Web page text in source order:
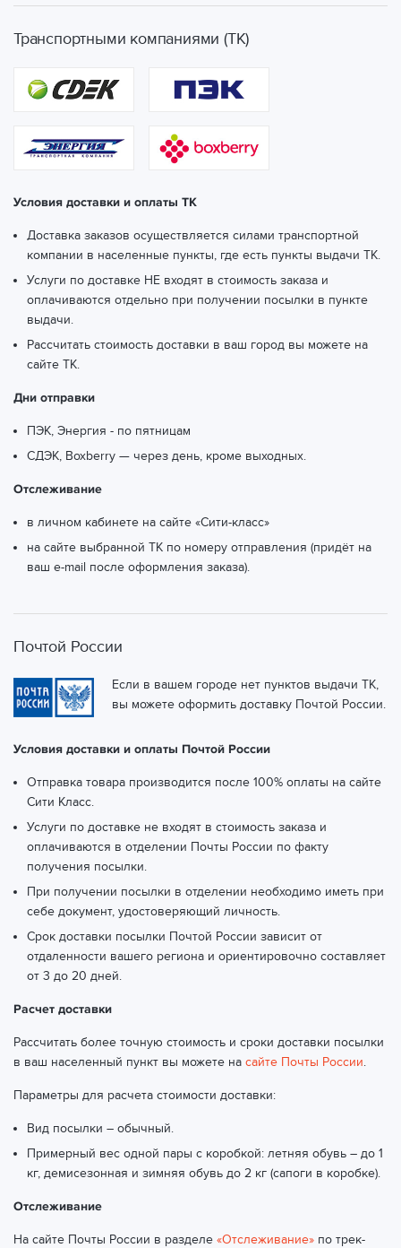
Транспортными компаниями (ТК)
Условия доставки и оплаты ТК
Доставка заказов осуществляется силами транспортной
компании в населенные пункты, где есть пункты выдачи ТК.
Услуги по доставке НЕ входят в стоимость заказа и
оплачиваются отдельно при получении посылки в пункте
выдачи.
Рассчитать стоимость доставки в ваш город вы можете на
сайте ТК.
Дни отправки
ПЭК, Энергия - по пятницам
СДЭК, Boxberry — через день, кроме выходных.
Отслеживание
в личном кабинете на сайте «Сити-класс»
на сайте выбранной ТК по номеру отправления (придёт на
ваш e-mail после оформления заказа).
Почтой России
Если в вашем городе нет пунктов выдачи ТК,
вы можете оформить доставку Почтой России.
Условия доставки и оплаты Почтой России
Отправка товара производится после 100% оплаты на сайте
Сити Класс.
Услуги по доставке не входят в стоимость заказа и
оплачиваются в отделении Почты России по факту
получения посылки.
При получении посылки в отделении необходимо иметь при
себе документ, удостоверяющий личность.
Срок доставки посылки Почтой России зависит от
отдаленности вашего региона и ориентировочно составляет
от 3 до 20 дней.
Расчет доставки
Рассчитать более точную стоимость и сроки доставки посылки
в ваш населенный пункт вы можете на сайте Почты России.
Параметры для расчета стоимости доставки:
Вид посылки – обычный.
Примерный вес одной пары с коробкой: летняя обувь – до 1
кг, демисезонная и зимняя обувь до 2 кг (сапоги в коробке).
Отслеживание
На сайте Почты России в разделе «Отслеживание» по трек-